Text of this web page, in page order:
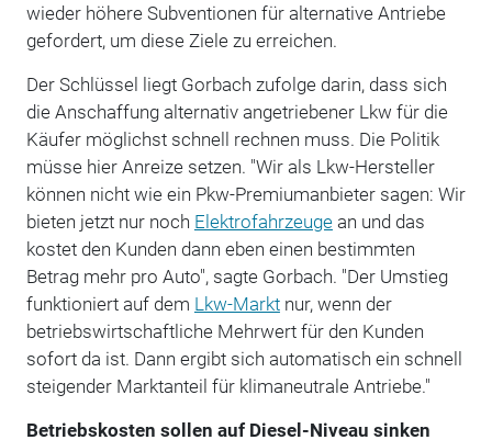
wieder höhere Subventionen für alternative Antriebe
gefordert, um diese Ziele zu erreichen.
Der Schlüssel liegt Gorbach zufolge darin, dass sich
die Anschaffung alternativ angetriebener Lkw für die
Käufer möglichst schnell rechnen muss. Die Politik
müsse hier Anreize setzen. "Wir als Lkw-Hersteller
können nicht wie ein Pkw-Premiumanbieter sagen: Wir
bieten jetzt nur noch Elektrofahrzeugean und das
kostet den Kunden dann eben einen bestimmten
Betrag mehr pro Auto", sagte Gorbach. "Der Umstieg
funktioniert auf dem Lkw-Marktnur, wenn der
betriebswirtschaftliche Mehrwert für den Kunden
sofort da ist. Dann ergibt sich automatisch ein schnell
steigender Marktanteil für klimaneutrale Antriebe."
Betriebskosten sollen auf Diesel-Niveau sinken